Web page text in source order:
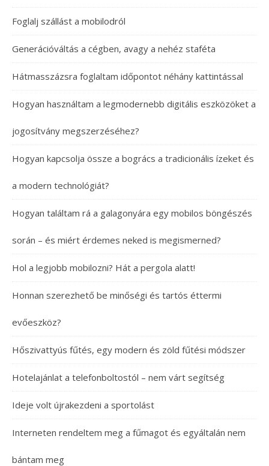
Foglalj szállást a mobilodról
Generációváltás a cégben, avagy a nehéz staféta
Hátmasszázsra foglaltam időpontot néhány kattintással
Hogyan használtam a legmodernebb digitális eszközöket a
jogosítvány megszerzéséhez?
Hogyan kapcsolja össze a bogrács a tradicionális ízeket és
a modern technológiát?
Hogyan találtam rá a galagonyára egy mobilos böngészés
során – és miért érdemes neked is megismerned?
Hol a legjobb mobilozni? Hát a pergola alatt!
Honnan szerezhető be minőségi és tartós éttermi
evőeszköz?
Hőszivattyús fűtés, egy modern és zöld fűtési módszer
Hotelajánlat a telefonboltostól – nem várt segítség
Ideje volt újrakezdeni a sportolást
Interneten rendeltem meg a fűmagot és egyáltalán nem
bántam meg